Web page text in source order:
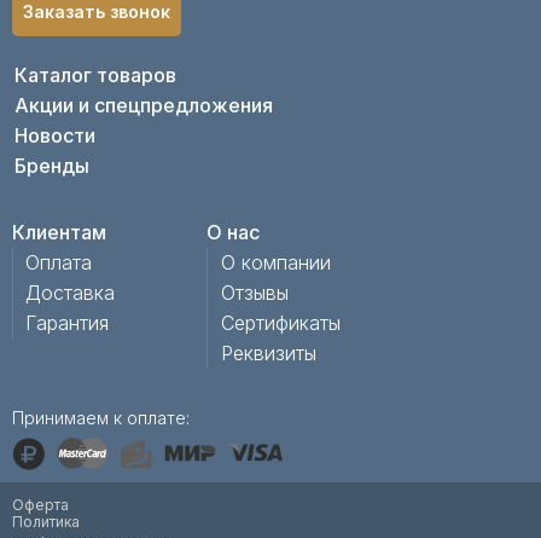
Каталог товаров
Акции и спецпредложения
Новости
Бренды
Клиентам
Оплата
Доставка
Гарантия
О нас
О компании
Отзывы
Сертификаты
Реквизиты
Принимаем к оплате:
Заказать звонок
Политика
Оферта